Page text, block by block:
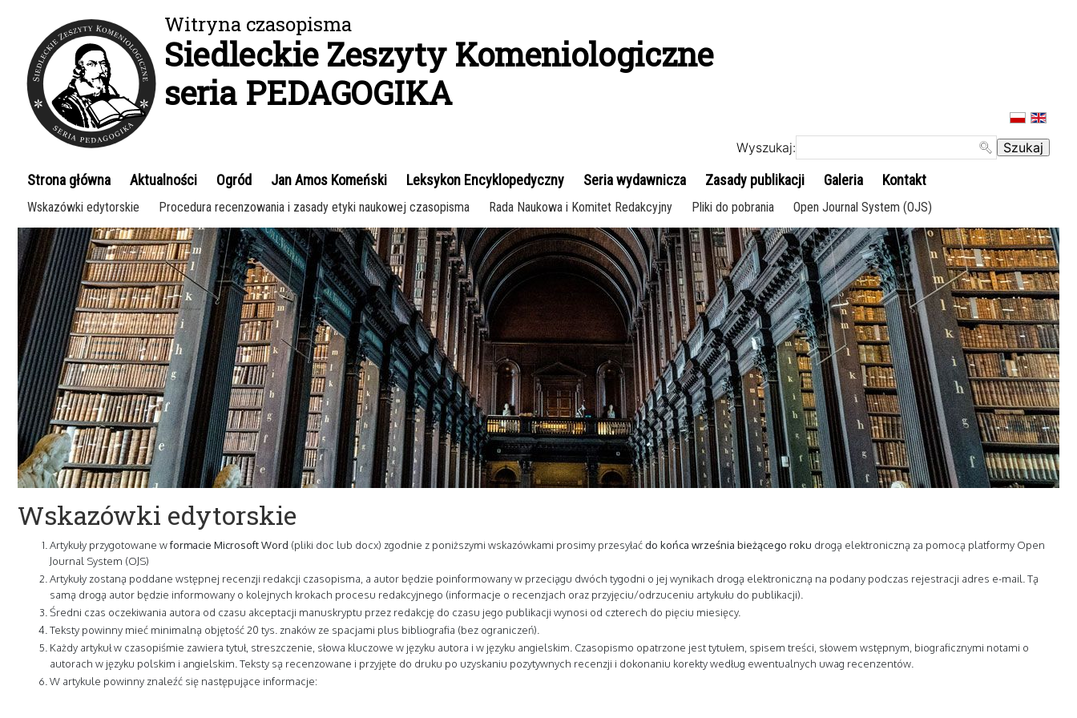
Witryna czasopisma
Siedleckie Zeszyty Komeniologiczne
seria PEDAGOGIKA
Wyszukaj:
Strona główna Aktualności Ogród Jan Amos Komeński Leksykon Encyklopedyczny Seria wydawnicza Zasady publikacji Galeria Kontakt
Wskazówki edytorskie Procedura recenzowania i zasady etyki naukowej czasopisma Rada Naukowa i Komitet Redakcyjny Pliki do pobrania Open Journal System (OJS)
Wskazówki edytorskie
Artykuły przygotowane wformacie Microsoft Word (pliki doc lub docx) zgodnie z poniższymi wskazówkami prosimy przesyłaćdo końca września bieżącego roku drogą elektroniczną za pomocą platformy Open
Journal System (OJS)
Artykuły zostaną poddane wstępnej recenzji redakcji czasopisma, a autor będzie poinformowany w przeciągu dwóch tygodni o jej wynikach drogą elektroniczną na podany podczas rejestracji adres e-mail. Tą
samą drogą autor będzie informowany o kolejnych krokach procesu redakcyjnego (informacje o recenzjach oraz przyjęciu/odrzuceniu artykułu do publikacji).
Średni czas oczekiwania autora od czasu akceptacji manuskryptu przez redakcję do czasu jego publikacji wynosi od czterech do pięciu miesięcy.
Teksty powinny mieć minimalną objętość 20 tys. znaków ze spacjami plus bibliografia (bez ograniczeń).
Każdy artykuł w czasopiśmie zawiera tytuł, streszczenie, słowa kluczowe w języku autora i w języku angielskim. Czasopismo opatrzone jest tytułem, spisem treści, słowem wstępnym, biograficznymi notami o
autorach w języku polskim i angielskim. Teksty są recenzowane i przyjęte do druku po uzyskaniu pozytywnych recenzji i dokonaniu korekty według ewentualnych uwag recenzentów.
W artykule powinny znaleźć się następujące informacje: